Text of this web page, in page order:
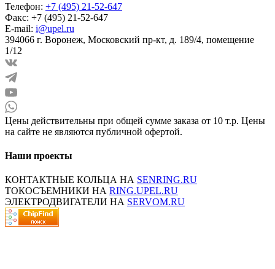
Телефон: +7 (495) 21-52-647
Факс: +7 (495) 21-52-647
E-mail: i@upel.ru
394066 г. Воронеж, Московский пр-кт, д. 189/4, помещение
1/12
Цены действительны при общей сумме заказа от 10 т.р. Цены
на сайте не являются публичной офертой.
Наши проекты
КОНТАКТНЫЕ КОЛЬЦА НА SENRING.RU
ТОКОСЪЕМНИКИ НА RING.UPEL.RU
ЭЛЕКТРОДВИГАТЕЛИ НА SERVOM.RU